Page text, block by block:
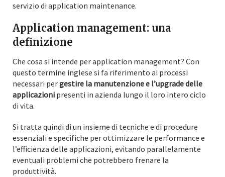
servizio di application maintenance.
Application management: una
definizione
Che cosa si intende per application management? Con
questo termine inglese si fa riferimento ai processi
necessari pergestire la manutenzione e l’upgrade delle
applicazioni presenti in azienda lungo il loro intero ciclo
di vita.
Si tratta quindi di un insieme di tecniche e di procedure
essenziali e specifiche per ottimizzare le performance e
l’efficienza delle applicazioni, evitando parallelamente
eventuali problemi che potrebbero frenare la
produttività.